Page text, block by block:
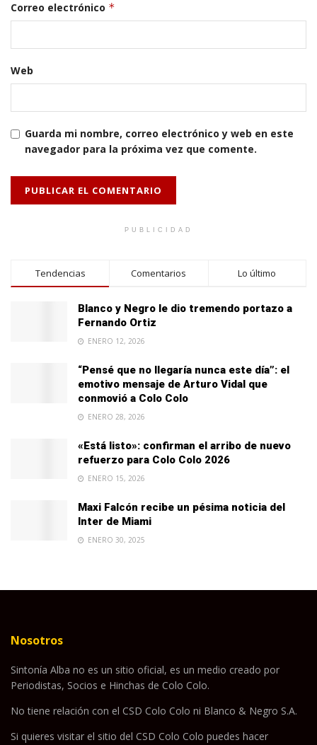
Correo electrónico *
Web
Guarda mi nombre, correo electrónico y web en este
navegador para la próxima vez que comente.
PUBLICIDAD
Tendencias Comentarios Lo último
Blanco y Negro le dio tremendo portazo a
Fernando Ortiz
ENERO 12, 2026
“Pensé que no llegaría nunca este día”: el
emotivo mensaje de Arturo Vidal que
conmovió a Colo Colo
ENERO 28, 2026
«Está listo»: confirman el arribo de nuevo
refuerzo para Colo Colo 2026
ENERO 15, 2026
Maxi Falcón recibe un pésima noticia del
Inter de Miami
ENERO 30, 2025
Nosotros
Sintonía Alba no es un sitio oficial, es un medio creado por
Periodistas, Socios e Hinchas de Colo Colo.
No tiene relación con el CSD Colo Colo ni Blanco & Negro S.A.
Si quieres visitar el sitio del CSD Colo Colo puedes hacer